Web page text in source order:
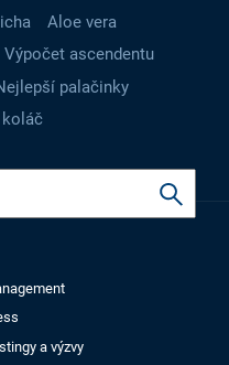
Aloe vera
Výpočet ascendentu
palačinky
a výzvy